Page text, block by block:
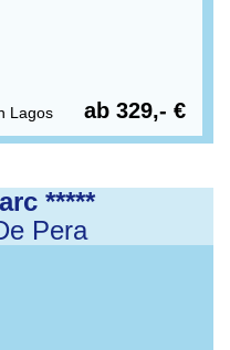
Lagos
ab 329,- €
*****
Pera